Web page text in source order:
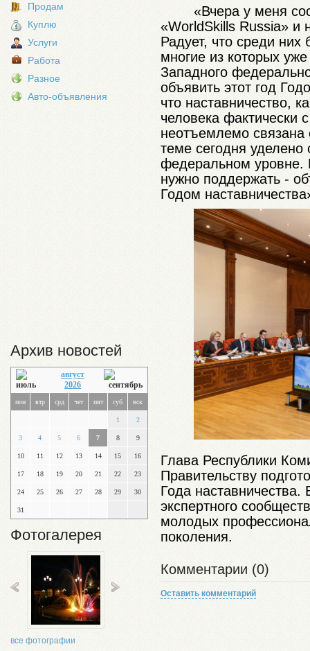
Продам
Куплю
Услуги
Работа
Разное
Авто-объявления
Архив новостей
август
2026
пон втр срд чет пят суб вск
1 2
3 4 5 6 7 8 9
10 11 12 13 14 15 16
17 18 19 20 21 22 23
24 25 26 27 28 29 30
31
Фотогалерея
все фотографии
«Вчера у меня
«WorldSkills Russia» и
Радует, что среди
многие из которых
Западного
объявить этот год
что наставничество,
человека фактически
неотъемлемо связана
теме сегодня
федеральном уровне.
нужно поддержать -
Годом
Глава Республики
Правительству
Года
экспертного
молодых
поколения.
Комментарии (0)
Оставить комментарий